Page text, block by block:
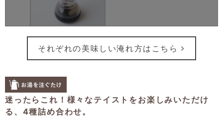
それぞれの美味しい淹れ方はこちら